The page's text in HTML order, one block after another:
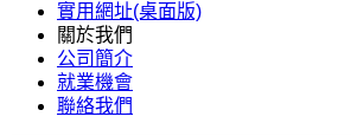
實用網址(桌面版)
關於我們
公司簡介
就業機會
聯絡我們